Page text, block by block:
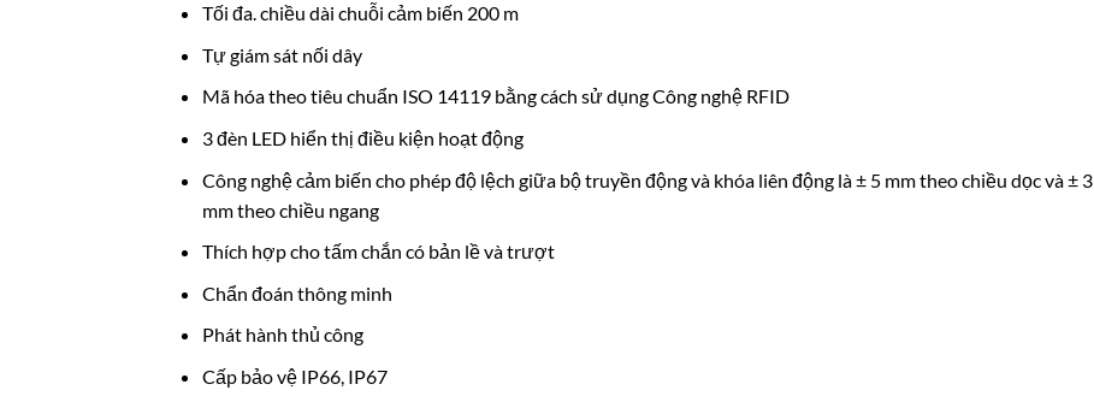
Tối đa. chiều dài chuỗi cảm biến 200 m
Tự giám sát nối dây
Mã hóa theo tiêu chuẩn ISO 14119 bằng cách sử dụng Công nghệ RFID
3 đèn LED hiển thị điều kiện hoạt động
Công nghệ cảm biến cho phép độ lệch giữa bộ truyền động và khóa liên động là ± 5 mm theo chiều dọc và ± 3
mm theo chiều ngang
Thích hợp cho tấm chắn có bản lề và trượt
Chẩn đoán thông minh
Phát hành thủ công
Cấp bảo vệ IP66, IP67